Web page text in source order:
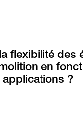
flexibilité des
en
?